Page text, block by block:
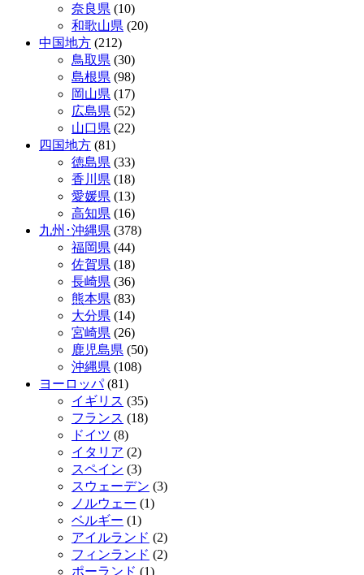
奈良県 (10)
和歌山県 (20)
中国地方 (212)
鳥取県 (30)
島根県 (98)
岡山県 (17)
広島県 (52)
山口県 (22)
四国地方 (81)
徳島県 (33)
香川県 (18)
愛媛県 (13)
高知県 (16)
九州･沖縄県 (378)
福岡県 (44)
佐賀県 (18)
長崎県 (36)
熊本県 (83)
大分県 (14)
宮崎県 (26)
鹿児島県 (50)
沖縄県 (108)
ヨーロッパ(81)
イギリス (35)
フランス (18)
ドイツ (8)
イタリア (2)
スペイン (3)
スウェーデン (3)
ノルウェー (1)
ベルギー (1)
アイルランド (2)
フィンランド (2)
ポーランド (1)